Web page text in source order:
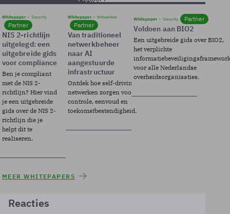
Whitepaper Security
Partner
NIS 2-richtlijn
uitgelegd: een
uitgebreide gids
voor compliance
Ben je compliant
met de NIS 2-
richtlijn? Hier vind
je een uitgebreide
gids over de NIS 2-
richtlijn die je
helpt dit te
realiseren.
Whitepaper Netwerken
Partner
Van traditioneel
netwerkbeheer
naar AI
aangestuurde
infrastructuur
Ontdek hoe self-driving
netwerken zorgen voor
controle, eenvoud en
toekomstbestendigheid.
Whitepaper Security Partner
Voldoen aan BIO2
Een uitgebreide gids over BIO2,
het verplichte
voor alle Nederlandse
overheidsorganisaties.
MEER WHITEPAPERS
Reacties